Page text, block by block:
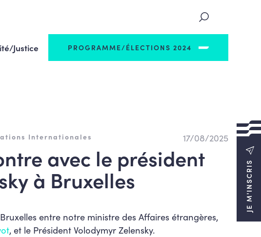
Justice PROGRAMME/ÉLECTIONS 2024
JE M'INSCRIS
17/08/2025
Internationales
avec le président
à Bruxelles
entre notre ministre des Affaires étrangères,
, et le Président Volodymyr Zelensky.